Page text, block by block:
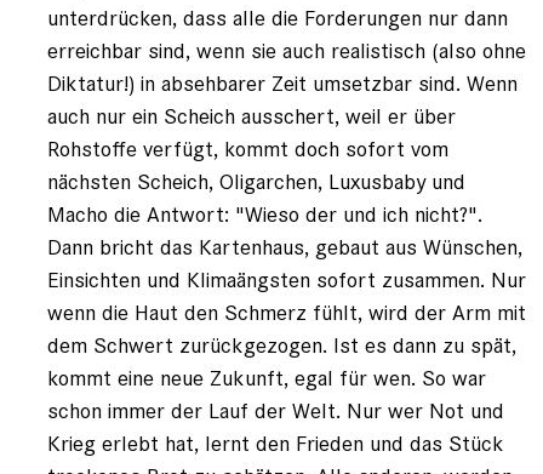
unterdrücken, dass alle die Forderungen nur dann
erreichbar sind, wenn sie auch realistisch (also ohne
Diktatur!) in absehbarer Zeit umsetzbar sind. Wenn
auch nur ein Scheich ausschert, weil er über
Rohstoffe verfügt, kommt doch sofort vom
nächsten Scheich, Oligarchen, Luxusbaby und
Macho die Antwort: "Wieso der und ich nicht?".
Dann bricht das Kartenhaus, gebaut aus Wünschen,
Einsichten und Klimaängsten sofort zusammen. Nur
wenn die Haut den Schmerz fühlt, wird der Arm mit
dem Schwert zurückgezogen. Ist es dann zu spät,
kommt eine neue Zukunft, egal für wen. So war
schon immer der Lauf der Welt. Nur wer Not und
Krieg erlebt hat, lernt den Frieden und das Stück